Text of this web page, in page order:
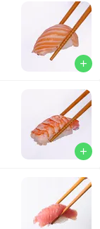
add
add